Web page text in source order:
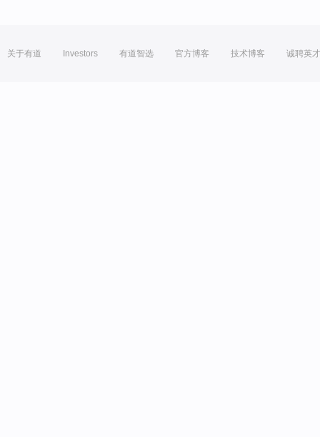
关于有道 Investors 有道智选 官方博客 技术博客 诚聘英才